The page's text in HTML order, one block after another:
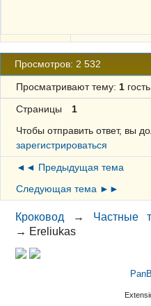
Просмотров: 2 532
Просматривают тему: 1гость,
Страницы
1
Чтобы отправить ответ, вы
зарегистрироваться
◄◄ Предыдущая тема
Следующая тема ►►
Кроковод → Частные
→ Ereliukas